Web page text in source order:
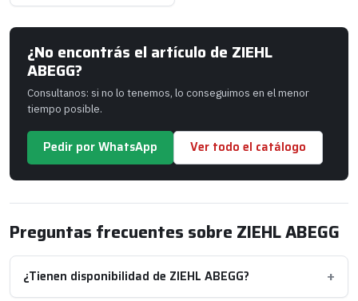
¿No encontrás el artículo de ZIEHL
ABEGG?
Consultanos: si no lo tenemos, lo conseguimos en el menor
tiempo posible.
Pedir por WhatsApp Ver todo el catálogo
Preguntas frecuentes sobre ZIEHL ABEGG
¿Tienen disponibilidad de ZIEHL ABEGG?